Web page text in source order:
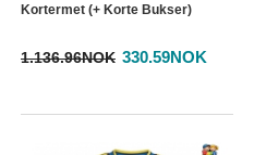
Kortermet (+ Korte Bukser)
1.136.96NOK 330.59NOK